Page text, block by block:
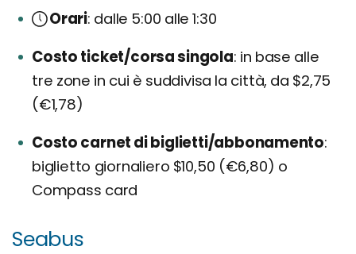
Orari dalle 5:00 alle 1:30
Costo ticket/corsa singola in base alle
tre zone in cui è suddivisa la città, da $2,75
(€1,78)
Costo carnet di biglietti/abbonamento
biglietto giornaliero $10,50 (€6,80) o
Compass card
Seabus